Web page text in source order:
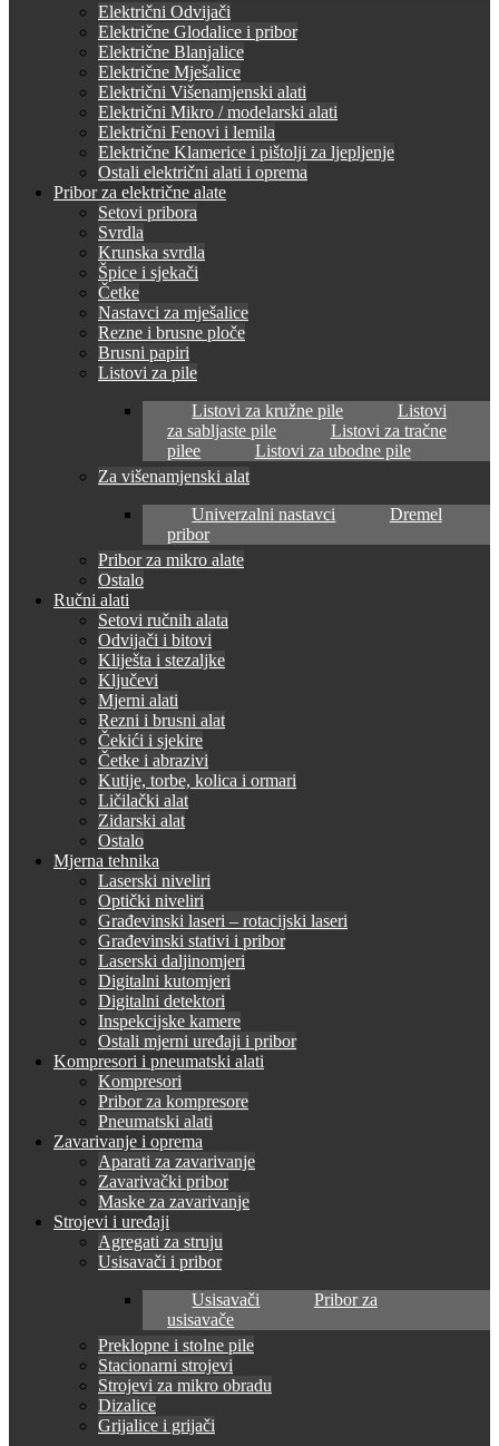
Električni Odvijači
Električne Glodalice i pribor
Električne Blanjalice
Električne Mješalice
Električni Višenamjenski alati
Električni Mikro / modelarski alati
Električni Fenovi i lemila
Električne Klamerice i pištolji za ljepljenje
Ostali električni alati i oprema
Pribor za električne alate
Setovi pribora
Svrdla
Krunska svrdla
Špice i sjekači
Četke
Nastavci za mješalice
Rezne i brusne ploče
Brusni papiri
Listovi za pile
Listovi za kružne pile
Listovi
za sabljaste pile
Listovi za tračne
pilee
Listovi za ubodne pile
Za višenamjenski alat
Univerzalni nastavci
Dremel
pribor
Pribor za mikro alate
Ostalo
Ručni alati
Setovi ručnih alata
Odvijači i bitovi
Kliješta i stezaljke
Ključevi
Mjerni alati
Rezni i brusni alat
Čekići i sjekire
Četke i abrazivi
Kutije, torbe, kolica i ormari
Ličilački alat
Zidarski alat
Ostalo
Mjerna tehnika
Laserski niveliri
Optički niveliri
Građevinski laseri – rotacijski laseri
Građevinski stativi i pribor
Laserski daljinomjeri
Digitalni kutomjeri
Digitalni detektori
Inspekcijske kamere
Ostali mjerni uređaji i pribor
Kompresori i pneumatski alati
Kompresori
Pribor za kompresore
Pneumatski alati
Zavarivanje i oprema
Aparati za zavarivanje
Zavarivački pribor
Maske za zavarivanje
Strojevi i uređaji
Agregati za struju
Usisavači i pribor
Usisavači
Pribor za
usisavače
Preklopne i stolne pile
Stacionarni strojevi
Strojevi za mikro obradu
Dizalice
Grijalice i grijači